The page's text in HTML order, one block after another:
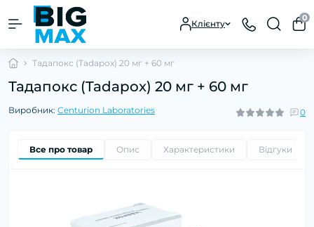
Клієнту
0
Тадапокс (Tadapox) 20 мг + 60 мг
Тадапокс (Tadapox) 20 мг + 60 мг
Виробник: Centurion Laboratories 0
Все про товар Опис Характеристики Відгуки